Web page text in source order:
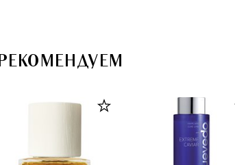
РЕКОМЕНДУЕМ